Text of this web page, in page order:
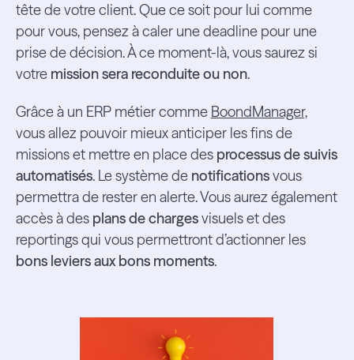
tête de votre client. Que ce soit pour lui comme
pour vous, pensez à caler une deadline pour une
prise de décision. À ce moment-là, vous saurez si
votre mission sera reconduite ou non.
Grâce à un ERP métier comme BoondManager,
vous allez pouvoir mieux anticiper les fins de
missions et mettre en place des processus de suivis
automatisés. Le système de notificationsvous
permettra de rester en alerte. Vous aurez également
accès à des plans de chargesvisuels et des
reportings qui vous permettront d’actionner les
bons leviers aux bons moments.